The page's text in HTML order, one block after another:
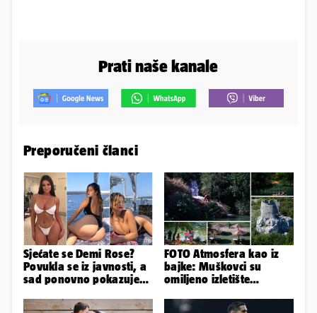
Prati naše kanale
Preporučeni članci
Sjećate se Demi Rose?
Povukla se iz javnosti, a
sad ponovno pokazuje
FOTO Atmosfera kao iz
bajke: Muškovci su
omiljeno izletište
zašto